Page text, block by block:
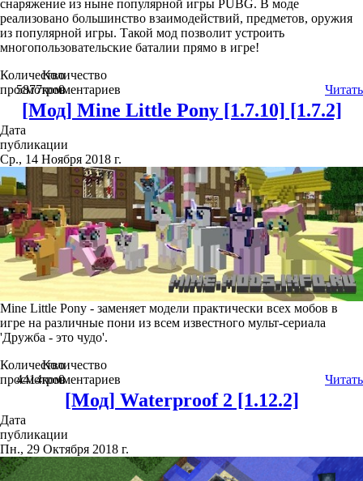
снаряжение из ныне популярной игры PUBG. В моде
реализовано большинство взаимодействий, предметов, оружия
из популярной игры. Такой мод позволит устроить
многопользовательские баталии прямо в игре!
Количество
просмотров
5877
Количество
комментариев
0 Читать
[Мод] Mine Little Pony [1.7.10] [1.7.2]
Дата
публикации
Ср., 14 Ноября 2018 г.
Mine Little Pony - заменяет модели практически всех мобов в
игре на различные пони из всем известного мульт-сериала
'Дружба - это чудо'.
Количество
просмотров
4414
Количество
комментариев
0 Читать
[Мод] Waterproof 2 [1.12.2]
Дата
публикации
Пн., 29 Октября 2018 г.